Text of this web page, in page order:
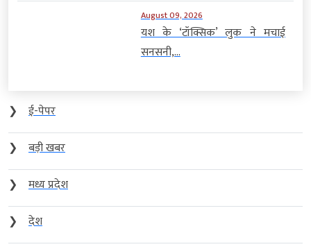
August 09, 2026
यश के ‘टॉक्सिक’ लुक ने मचाई
सनसनी,...
❯
ई-पेपर
❯
बड़ी खबर
❯
मध्य प्रदेश
❯
देश